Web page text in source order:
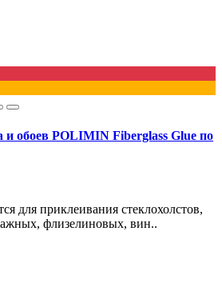
и обоев POLIMIN Fiberglass Glue по
для приклеивания стеклохолстов,
флизелиновых, вин..